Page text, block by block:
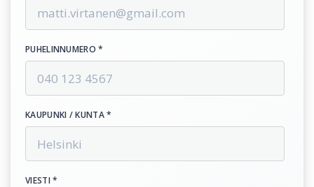
PUHELINNUMERO *
KAUPUNKI / KUNTA *
VIESTI *